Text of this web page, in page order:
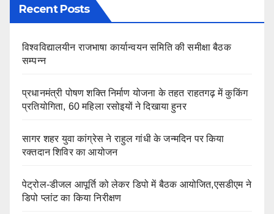
Recent Posts
विश्वविद्यालयीन राजभाषा कार्यान्वयन समिति की समीक्षा बैठक
सम्पन्न
प्रधानमंत्री पोषण शक्ति निर्माण योजना के तहत राहतगढ़ में कुकिंग
प्रतियोगिता, 60 महिला रसोइयों ने दिखाया हुनर
सागर शहर युवा कांग्रेस ने राहुल गांधी के जन्मदिन पर किया
रक्तदान शिविर का आयोजन
पेट्रोल-डीजल आपूर्ति को लेकर डिपो में बैठक आयोजित,एसडीएम ने
डिपो प्लांट का किया निरीक्षण